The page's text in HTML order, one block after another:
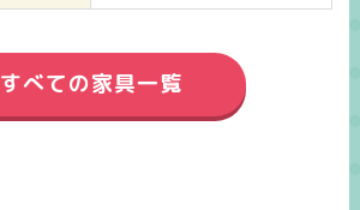
すべての家具一覧